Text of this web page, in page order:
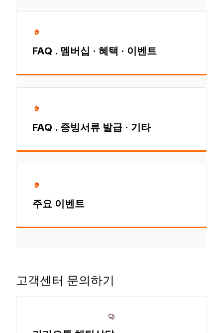
FAQ . 멤버십 · 혜택 · 이벤트
FAQ . 증빙서류 발급 · 기타
주요 이벤트
고객센터 문의하기